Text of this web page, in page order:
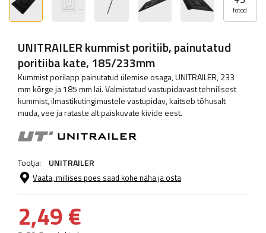
fotod
UNITRAILER kummist poritiib, painutatud
poritiiba kate, 185/233mm
Kummist porilapp painutatud ülemise osaga, UNITRAILER, 233
mm kõrge ja 185 mm lai. Valmistatud vastupidavast tehnilisest
kummist, ilmastikutingimustele vastupidav, kaitseb tõhusalt
muda, vee ja rataste alt paiskuvate kivide eest.
Tootja: UNITRAILER
Vaata, millises poes saad kohe näha ja osta
2,49 €